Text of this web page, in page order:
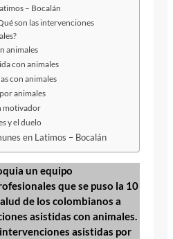
– Bocalán
son las intervenciones
animales
con animales
con animales
animales
motivador
y el duelo
en Latimos – Bocalán
un equipo
que se puso la 10
de los colombianos a
asistidas con animales.
asistidas por